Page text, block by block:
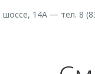
14А — тел. 8